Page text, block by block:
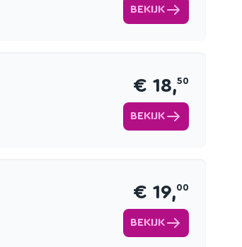
BEKIJK
€ 18,50
BEKIJK
€ 19,00
BEKIJK